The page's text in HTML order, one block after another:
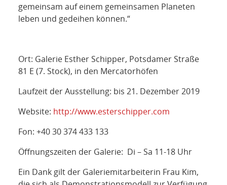
gemeinsam auf einem gemeinsamen Planeten
leben und gedeihen können.“
Ort: Galerie Esther Schipper, Potsdamer Straße
81 E (7. Stock), in den Mercatorhöfen
Laufzeit der Ausstellung: bis 21. Dezember 2019
Website: http://www.esterschipper.com
Fon: +40 30 374 433 133
Öffnungszeiten der Galerie: Di – Sa 11-18 Uhr
Ein Dank gilt der Galeriemitarbeiterin Frau Kim,